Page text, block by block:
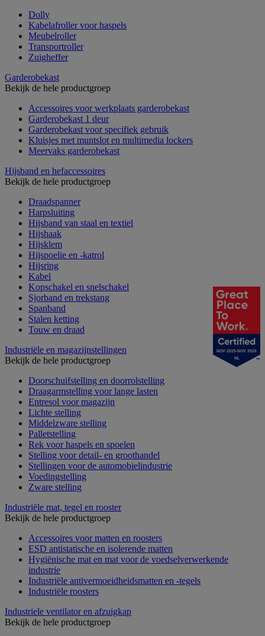
Dolly
Kabelafroller voor haspels
Meubelroller
Transportroller
Zuigheffer
Garderobekast
Bekijk de hele productgroep
Accessoires voor werkplaats garderobekast
Garderobekast 1 deur
Garderobekast voor specifiek gebruik
Kluisjes met muntslot en multimedia lockers
Meervaks garderobekast
Hijsband en hefaccessoires
Bekijk de hele productgroep
Draadspanner
Harpsluiting
Hijsband van staal en textiel
Hijshaak
Hijsklem
Hijspoelie en -katrol
Hijsring
Kabel
Kopschakel en snelschakel
Sjorband en trekstang
Spanband
Stalen ketting
Touw en draad
Industriële en magazijnstellingen
Bekijk de hele productgroep
Doorschuifstelling en doorrolstelling
Draagarmstelling voor lange lasten
Entresol voor magazijn
Lichte stelling
Middelzware stelling
Palletstelling
Rek voor haspels en spoelen
Stelling voor detail- en groothandel
Stellingen voor de automobielindustrie
Voedingstelling
Zware stelling
Industriële mat, tegel en rooster
Bekijk de hele productgroep
Accessoires voor matten en roosters
ESD antistatische en isolerende matten
Hygiënische mat en mat voor de voedselverwerkende
industrie
Industriële antivermoeidheidsmatten en -tegels
Industriële roosters
Industriele ventilator en afzuigkap
Bekijk de hele productgroep
NOV 2025-NOV 2026
NL